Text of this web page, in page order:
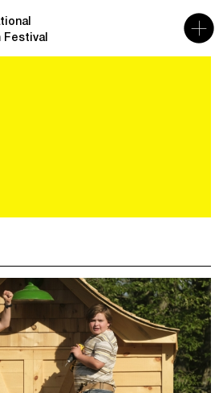
Festival